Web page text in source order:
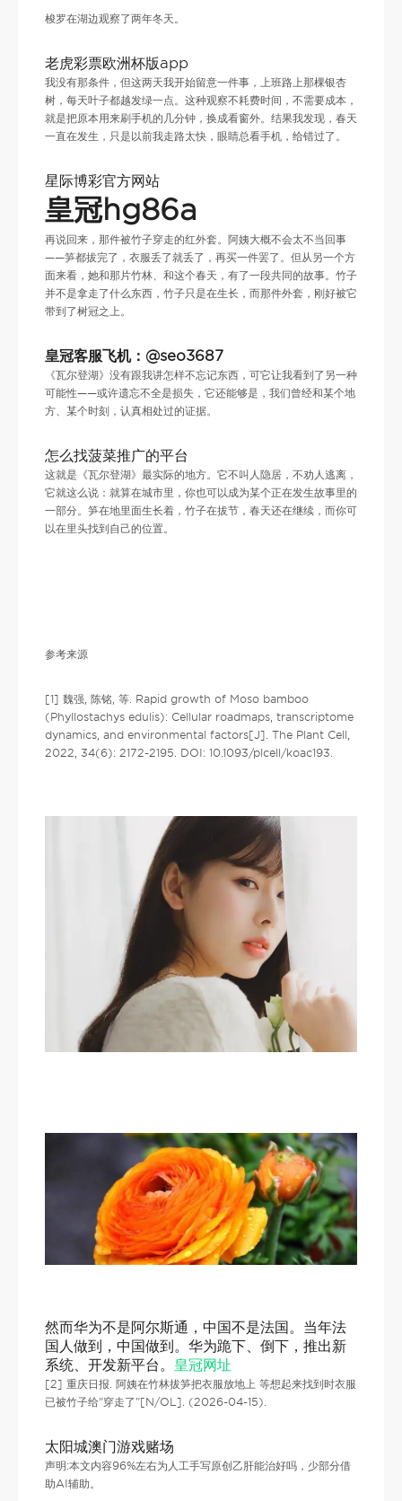
梭罗在湖边观察了两年冬天。
老虎彩票欧洲杯版app
我没有那条件，但这两天我开始留意一件事，上班路上那棵银杏
树，每天叶子都越发绿一点。这种观察不耗费时间，不需要成本，
就是把原本用来刷手机的几分钟，换成看窗外。结果我发现，春天
一直在发生，只是以前我走路太快，眼睛总看手机，给错过了。
星际博彩官方网站
皇冠hg86a
再说回来，那件被竹子穿走的红外套。阿姨大概不会太不当回事
——笋都拔完了，衣服丢了就丢了，再买一件罢了。但从另一个方
面来看，她和那片竹林、和这个春天，有了一段共同的故事。竹子
并不是拿走了什么东西，竹子只是在生长，而那件外套，刚好被它
带到了树冠之上。
皇冠客服飞机：@seo3687
《瓦尔登湖》没有跟我讲怎样不忘记东西，可它让我看到了另一种
可能性——或许遗忘不全是损失，它还能够是，我们曾经和某个地
方、某个时刻，认真相处过的证据。
怎么找菠菜推广的平台
这就是《瓦尔登湖》最实际的地方。它不叫人隐居，不劝人逃离，
它就这么说：就算在城市里，你也可以成为某个正在发生故事里的
一部分。笋在地里面生长着，竹子在拔节，春天还在继续，而你可
以在里头找到自己的位置。
参考来源
[1] 魏强, 陈铭, 等. Rapid growth of Moso bamboo
(Phyllostachys edulis): Cellular roadmaps, transcriptome
dynamics, and environmental factors[J]. The Plant Cell,
2022, 34(6): 2172-2195. DOI: 10.1093/plcell/koac193.
然而华为不是阿尔斯通，中国不是法国。当年法
国人做到，中国做到。华为跪下、倒下，推出新
系统、开发新平台。 皇冠网址
[2] 重庆日报. 阿姨在竹林拔笋把衣服放地上 等想起来找到时衣服
已被竹子给"穿走了"[N/OL]. (2026-04-15).
太阳城澳门游戏赌场
声明:本文内容96%左右为人工手写原创乙肝能治好吗，少部分借
助AI辅助。